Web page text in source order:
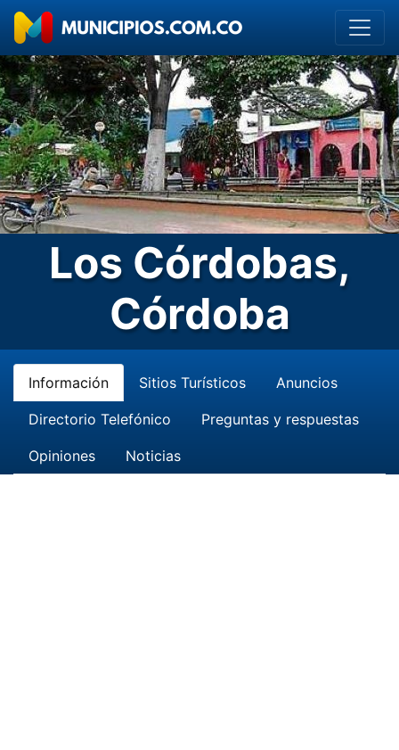
Los Córdobas,
Córdoba
Información Sitios Turísticos Anuncios
Directorio Telefónico Preguntas y respuestas
Opiniones Noticias